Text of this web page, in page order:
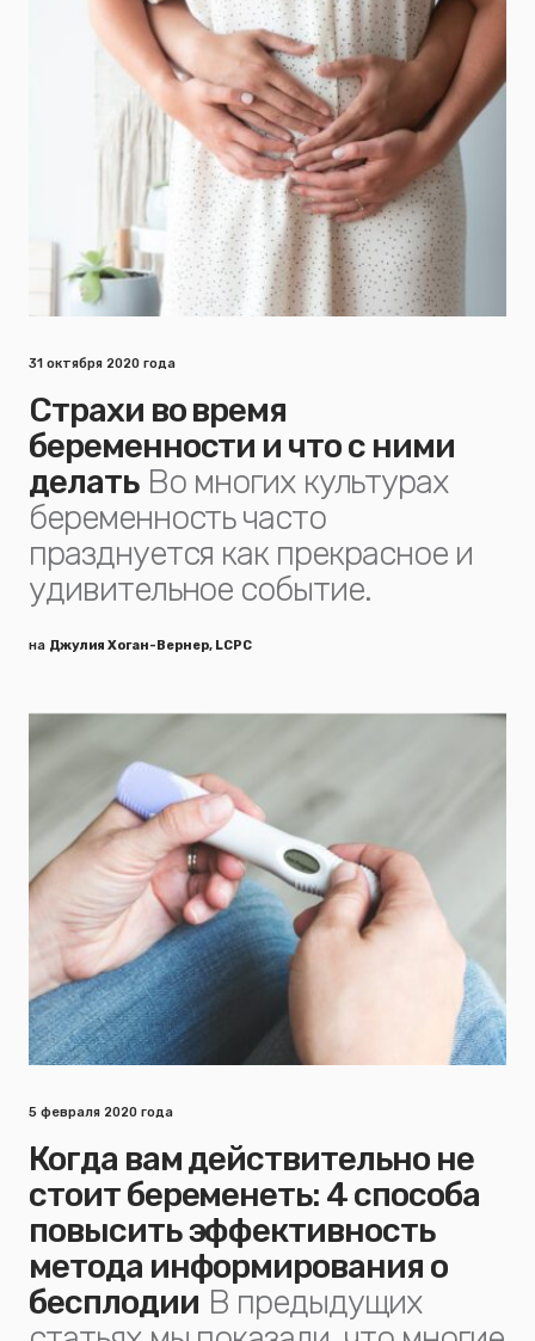
31 октября 2020 года
Страхи во время
беременности и что с ними
делать Во многих культурах
беременность часто
празднуется как прекрасное и
удивительное событие.
на Джулия Хоган-Вернер, LCPC
5 февраля 2020 года
Когда вам действительно не
стоит беременеть: 4 способа
повысить эффективность
метода информирования о
бесплодии В предыдущих